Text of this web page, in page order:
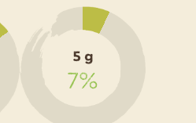
Rezept
5 g
7%